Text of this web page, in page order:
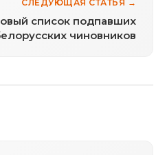
СЛЕДУЮЩАЯ СТАТЬЯ →
список подпавших
чиновников